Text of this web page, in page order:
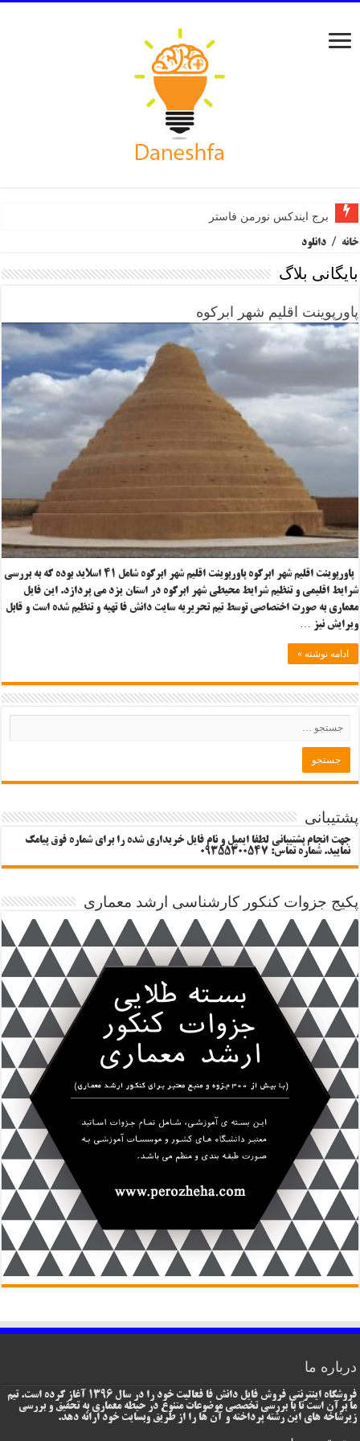
برج ایندکس نورمن فاستر
خانه / دانلود
بایگانی بلاگ
پاورپوینت اقلیم شهر ابرکوه
پاورپوینت اقلیم شهر ابرکوه پاورپوینت اقلیم شهر ابرکوه شامل ۴۱ اسلاید بوده که به بررسی
شرایط اقلیمی و تنظیم شرایط محیطی شهر ابرکوه در استان یزد می پردازد. این فایل
معماری به صورت اختصاصی توسط تیم تحریریه سایت دانش فا تهیه و تنظیم شده است و قابل
ویرایش نیز …
ادامه نوشته »
پشتیبانی
جهت انجام پشتیبانی لطفا ایمیل و نام فایل خریداری شده را برای شماره فوق پیامک
نمایید. شماره تماس: 09355300547
پکیج جزوات کنکور کارشناسی ارشد معماری
درباره ما
فروشگاه اینترنتی فروش فایل دانش فا فعالیت خود را در سال 1396 آغاز کرده است. تیم
ما برآن است تا با بررسی تخصصی موضوعات متنوع در حیطه معماری به تحقیق و بررسی
زیرشاخه های این رشته پرداخته و آن ها را از طریق وبسایت خود ارائه دهد.